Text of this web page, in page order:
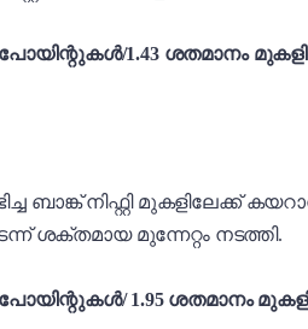
1.43 ശതമാനം
ബാങ്ക് നിഫ്റ്റി മുകളിലേക്ക്
ശക്തമായ മുന്നേറ്റം നടത്തി.
1.95 ശതമാനം